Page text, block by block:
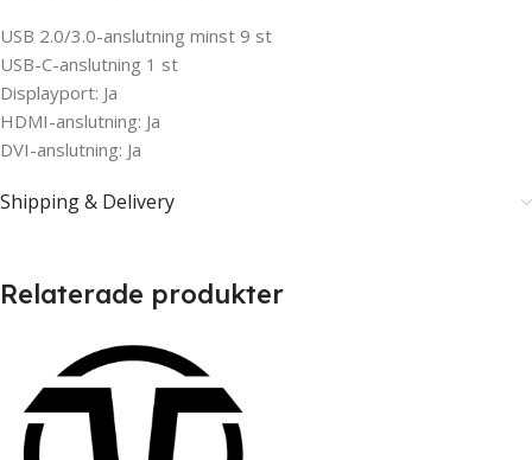
USB 2.0/3.0-anslutning minst 9 st
USB-C-anslutning 1 st
Displayport: Ja
HDMI-anslutning: Ja
DVI-anslutning: Ja
Shipping & Delivery
Relaterade produkter